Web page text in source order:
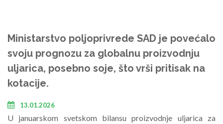
Ministarstvo poljoprivrede SAD je povećalo
svoju prognozu za globalnu proizvodnju
uljarica, posebno soje, što vrši pritisak na
kotacije.
13.01.2026
U januarskom svetskom bilansu proizvodnje uljarica za